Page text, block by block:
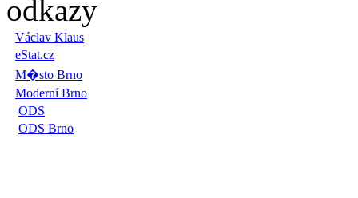
odkazy
Václav Klaus
eStat.cz
M�sto Brno
Moderní Brno
ODS
ODS Brno